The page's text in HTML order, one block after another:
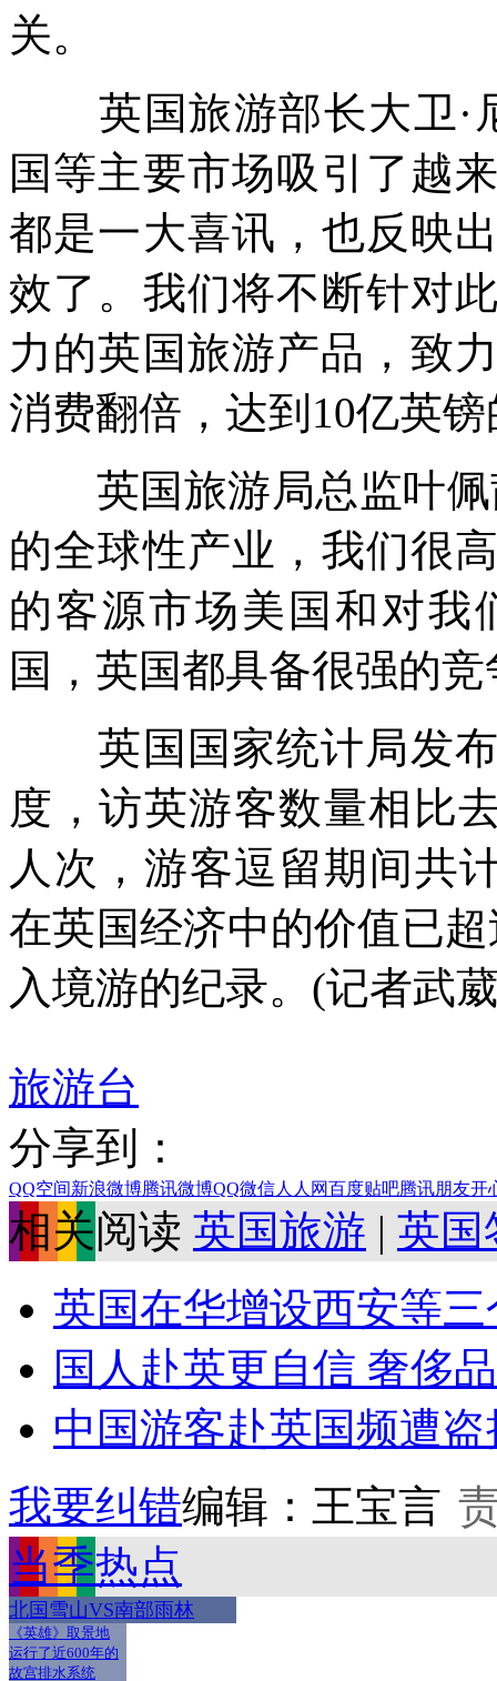
关。
英国旅游部长大卫·
国等主要市场吸引了越
都是一大喜讯，也反映
效了。我们将不断针对
力的英国旅游产品，致
消费翻倍，达到10亿英镑
英国旅游局总监叶佩
的全球性产业，我们很
的客源市场美国和对我
国，英国都具备很强的竞
英国国家统计局发布
度，访英游客数量相比
人次，游客逗留期间共
在英国经济中的价值已
入境游的纪录。(记者武
旅游台
分享到：
QQ空间新浪微博腾讯微博QQ微信人人网百度贴吧腾讯朋友开
相关阅读 英国旅游 | 英国
英国在华增设西安等
国人赴英更自信 奢侈
中国游客赴英国频遭
我要纠错编辑：王宝言
当季热点
北国雪山VS南部雨林
《英雄》取景地
运行了近600年的
故宫排水系统